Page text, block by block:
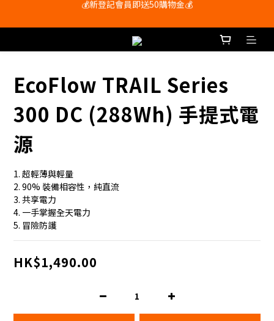
💰新登記會員即送50購物金💰
EcoFlow TRAIL Series
300 DC (288Wh) 手提式電
源
1. 超輕薄與輕量
2. 90% 裝備相容性，純直流
3. 共享電力
4. 一手掌握全天電力
5. 冒險防護
HK$1,490.00